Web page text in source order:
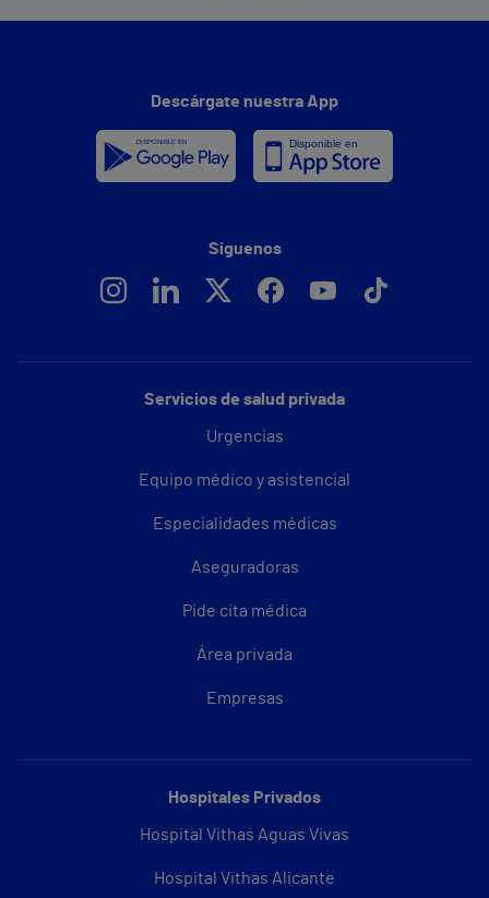
Servicios de salud privada
Urgencias
Equipo médico y asistencial
Especialidades médicas
Aseguradoras
Pide cita médica
Área privada
Empresas
Hospitales Privados
Hospital Vithas Aguas Vivas
Hospital Vithas Alicante
Descárgate nuestra App
Síguenos